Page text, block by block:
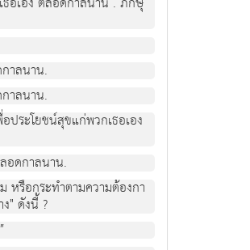
กาลนาน.
าลนาน.
ระโยชนสุขแกพวกเธอเอง
อดกาลนาน.
หรือกระทําตามความตองกา
ง" ดังนี้ ?